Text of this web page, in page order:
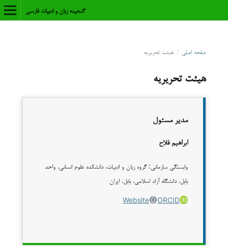
گنجینه زبان و ادبیات فارسی
صفحه اصلی / هیئت تحریریه
هیئت تحریریه
مدیر مسئول
ابراهیم فلاح
وابستگی سازمانی: گروه زبان و ادبیات، دانشکده علوم انسانی، واحد
بابل، دانشگاه آزاد اسلامی، بابل، ایران
ORCID
Website